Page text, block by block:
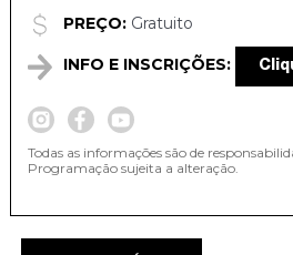
PREÇO:Gratuito
INFO E INSCRIÇÕES:
Todas as informações são de
Programação sujeita a alteração.